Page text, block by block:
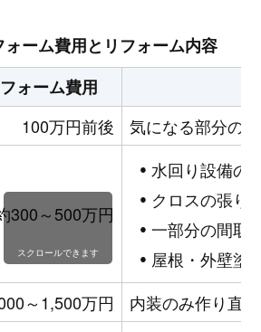
ーム費用とリフォーム内容
ォーム費用
100万円前後 気になる部分のみ
300～500万円
水回り設備の
クロスの張り
一部分の間取
屋根・外壁塗
～1,500万円 内装のみ作り直
スクロールできます